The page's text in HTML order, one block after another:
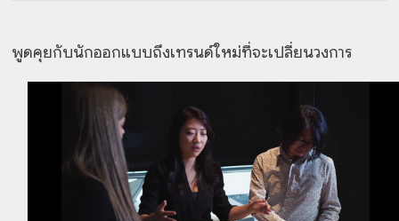
พูดคุยกับนักออกแบบถึงเทรนด์ใหม่ที่จะเปลี่ยนวงการ